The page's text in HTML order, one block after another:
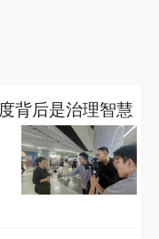
背后是治理智慧